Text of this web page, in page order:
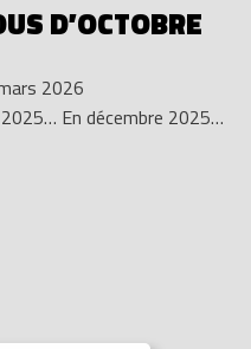
D’OCTOBRE
2026
En décembre 2025…